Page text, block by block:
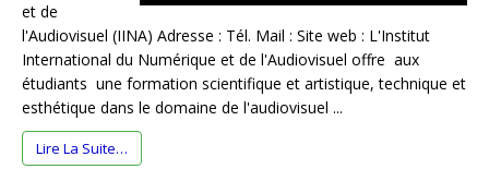
et de
l'Audiovisuel (IINA) Adresse : Tél. Mail : Site web : L'Institut
International du Numérique et de l'Audiovisuel offre aux
étudiants une formation scientifique et artistique, technique et
esthétique dans le domaine de l'audiovisuel ...
Lire La Suite…